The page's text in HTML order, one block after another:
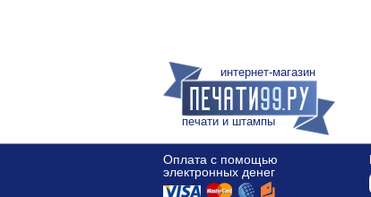
интернет-магазин
печати и штампы
Оплата с помощью
электронных денег